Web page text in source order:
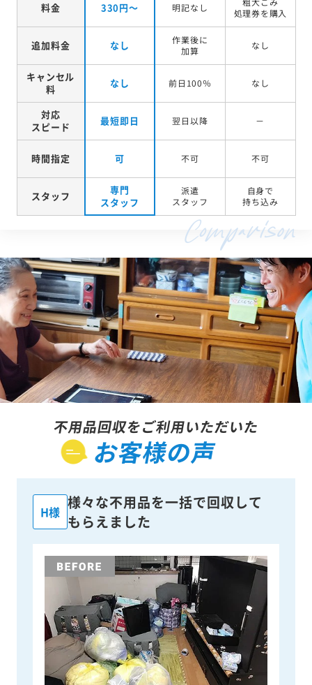
料金 330円～ 明記なし
処理券を購入
追加料金 なし
作業後に
加算
なし
キャンセル
料
なし 前日100％ なし
対応
スピード
最短即日 翌日以降 －
時間指定 可 不可 不可
スタッフ
専門
スタッフ
派遣
スタッフ
自身で
持ち込み
不用品回収をご利用いただいた
お客様の声
H様
様々な不用品を一括で回収して
もらえました